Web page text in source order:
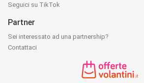
Seguici su TikTok
Partner
Sei interessato ad una partnership?
Contattaci